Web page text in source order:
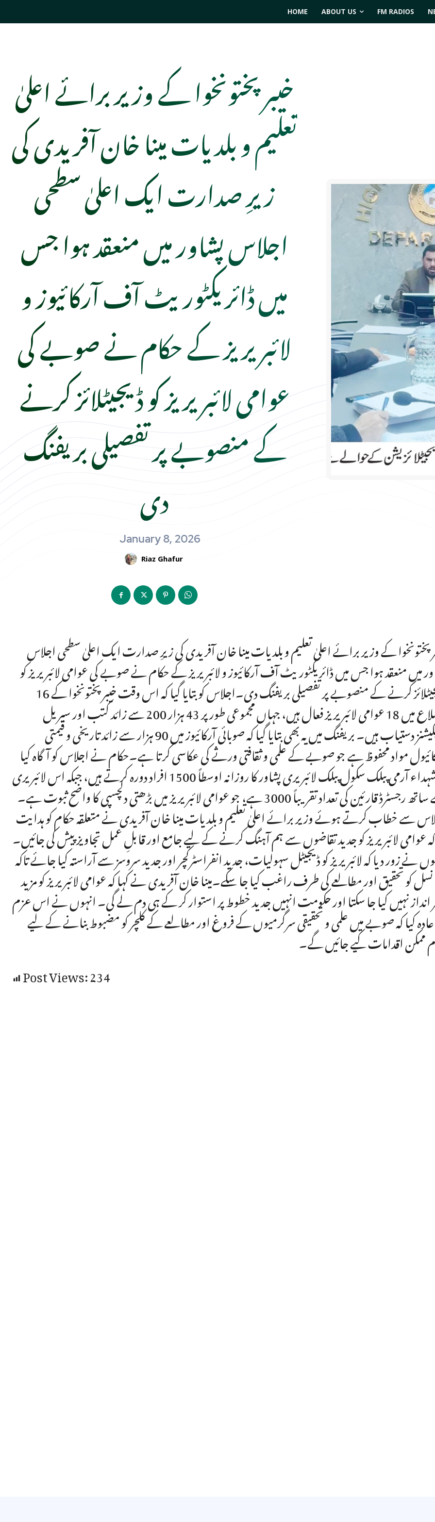
HOME ABOUT US FM RADIOS
خیبرپختونخوا کے وزیر برائے اعلیٰ
تعلیم و بلدیات مینا خان آفریدی کی
زیرِ صدارت ایک اعلیٰ سطحی
اجلاس پشاور میں منعقد ہوا جس
میں ڈائریکٹوریٹ آف آرکائیوز و
لائبریریز کے حکام نے صوبے کی
عوامی لائبریریز کو ڈیجیٹلائز کرنے
کے منصوبے پر تفصیلی بریفنگ
دی
January 8, 2026
Riaz Ghafur
کے وزیر برائے اعلیٰ تعلیم و بلدیات مینا خان آفریدی کی زیرِ صدارت ایک اعلیٰ سطحی اجلاس
میں منعقد ہوا جس میں ڈائریکٹوریٹ آف آرکائیوز و لائبریریز کے حکام نے صوبے کی عوامی لائبریریز کو
ڈیجیٹلائز کرنے کے منصوبے پر تفصیلی بریفنگ دی۔اجلاس کو بتایا گیا کہ اس وقت خیبرپختونخوا کے 16
اضلاع میں 18 عوامی لائبریریز فعال ہیں، جہاں مجموعی طور پر 43 ہزار 200 سے زائد کتب اور سیریل
پبلیکیشنز دستیاب ہیں۔ بریفنگ میں یہ بھی بتایا گیا کہ صوبائی آرکائیوز میں 90 ہزار سے زائد تاریخی و قیمتی
مواد محفوظ ہے جو صوبے کے علمی و ثقافتی ورثے کی عکاسی کرتا ہے۔حکام نے اجلاس کو آگاہ کیا
کہ شہداء آرمی پبلک سکول پبلک لائبریری پشاور کا روزانہ اوسطاً 1500 افراد دورہ کرتے ہیں، جبکہ اس لائبریری
کے ساتھ رجسٹرڈ قارئین کی تعداد تقریباً 3000 ہے، جو عوامی لائبریریز میں بڑھتی دلچسپی کا واضح ثبوت ہے۔
سے خطاب کرتے ہوئے وزیر برائے اعلیٰ تعلیم و بلدیات مینا خان آفریدی نے متعلقہ حکام کو ہدایت
عوامی لائبریریز کو جدید تقاضوں سے ہم آہنگ کرنے کے لیے جامع اور قابلِ عمل تجاویز پیش کی جائیں۔
نے زور دیا کہ لائبریریز کو ڈیجیٹل سہولیات، جدید انفراسٹرکچر اور جدید سروسز سے آراستہ کیا جائے تاکہ
کو تحقیق اور مطالعے کی طرف راغب کیا جا سکے۔مینا خان آفریدی نے کہا کہ عوامی لائبریریز کو مزید
انداز نہیں کیا جا سکتا اور حکومت انہیں جدید خطوط پر استوار کر کے ہی دم لے گی۔ انہوں نے اس عزم
کیا کہ صوبے میں علمی و تحقیقی سرگرمیوں کے فروغ اور مطالعے کے کلچر کو مضبوط بنانے کے لیے
ممکن اقدامات کیے جائیں گے۔
Post Views:234